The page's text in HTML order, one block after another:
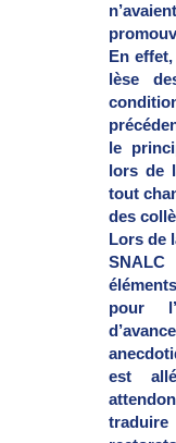
En
lèse
le
lors de
tout
des
Lors de
pour
est
traduire